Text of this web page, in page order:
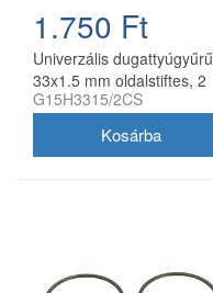
1.750 Ft
Univerzális dugattyúgyűrű
33x1.5 mm oldalstiftes, 2
db/csomag, utángyártott
G15H3315/2CS